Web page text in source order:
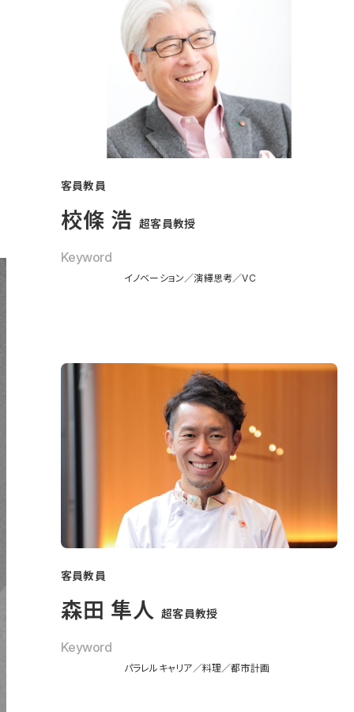
客員教員
校條 浩 超客員教授
Keyword
イノベーション 演繹思考 VC
客員教員
森田 隼人 超客員教授
Keyword
パラレルキャリア 料理 都市計画
〒131-0044 東京都墨田区文花 1-18-13
学校法人電子学園
専門職大学コンソーシアム
墨田区